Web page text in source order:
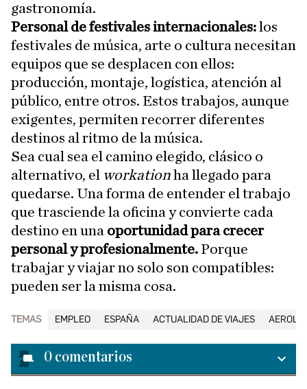
gastronomía.
Personal de festivales internacionales:los
festivales de música, arte o cultura necesitan
equipos que se desplacen con ellos:
producción, montaje, logística, atención al
público, entre otros. Estos trabajos, aunque
exigentes, permiten recorrer diferentes
destinos al ritmo de la música.
Sea cual sea el camino elegido, clásico o
alternativo, el workationha llegado para
quedarse. Una forma de entender el trabajo
que trasciende la oficina y convierte cada
destino en una oportunidad para crecer
personal y profesionalmente.Porque
trabajar y viajar no solo son compatibles:
pueden ser la misma cosa.
TEMAS EMPLEO ESPAÑA ACTUALIDAD DE VIAJES
0 comentarios